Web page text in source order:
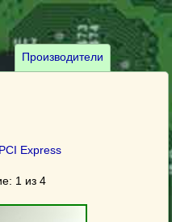
Производители
PCI Express
1 из 4